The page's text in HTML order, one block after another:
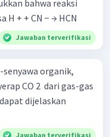
bahwa reaksi
berikut merupakan reaksi asam basa H + + CN − → HCN
Jawaban terverifikasi
senyawa organik,
CO 2 ​ dari gas-gas
dijelaskan
Jawaban terverifikasi